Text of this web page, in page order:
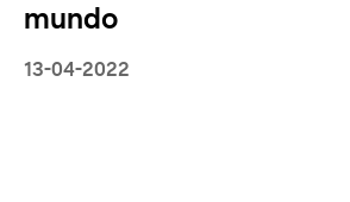
mundo
13-04-2022